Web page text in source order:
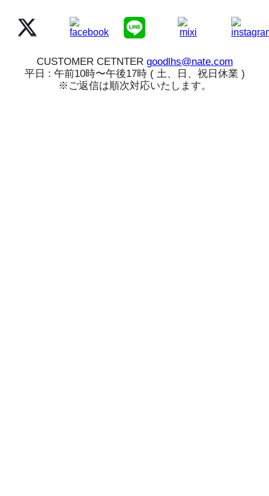
CUSTOMER CETNTER goodlhs@nate.com
平日 : 午前10時〜午後17時 ( 土、日、祝日休業 )
※ご返信は順次対応いたします。